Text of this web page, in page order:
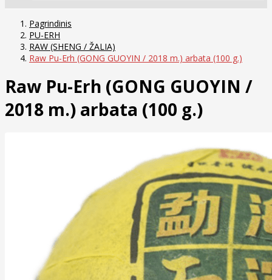
Pagrindinis
PU-ERH
RAW (SHENG / ŽALIA)
Raw Pu-Erh (GONG GUOYIN / 2018 m.) arbata (100 g.)
Raw Pu-Erh (GONG GUOYIN /
2018 m.) arbata (100 g.)